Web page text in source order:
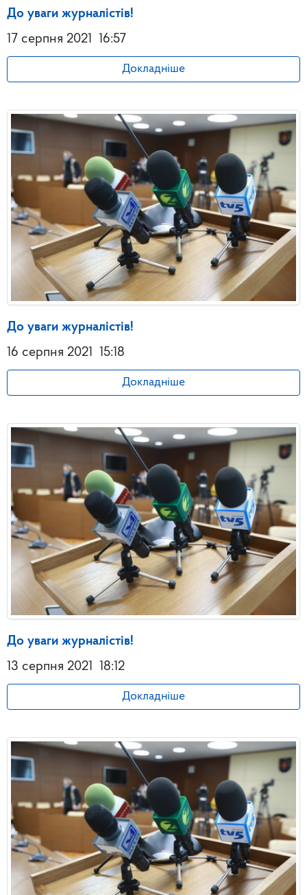
До уваги журналістів!
17 серпня 2021
16:57
Докладніше
До уваги журналістів!
16 серпня 2021
15:18
Докладніше
До уваги журналістів!
13 серпня 2021
18:12
Докладніше